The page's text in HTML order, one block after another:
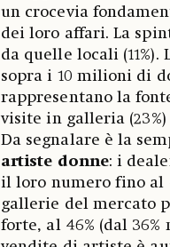
un crocevia
dei loro affari. La
da quelle locali
sopra i 10 milioni di
rappresentano la
visite in galleria (23%)
Da segnalare è la
artiste donne: i
il loro numero fino al
gallerie del mercato
forte, al 46% (dal 36%